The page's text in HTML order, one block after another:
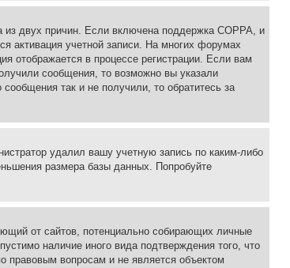
двух причин. Если включена поддержка COPPA, и
активация учетной записи. На многих форумах
отображается в процессе регистрации. Если вам
сообщения, то возможно вы указали
так и не получили, то обратитесь за
удалил вашу учетную запись по каким-либо
размера базы данных. Попробуйте
от сайтов, потенциально собирающих личные
наличие иного вида подтверждения того, что
правовым вопросам и не является объектом